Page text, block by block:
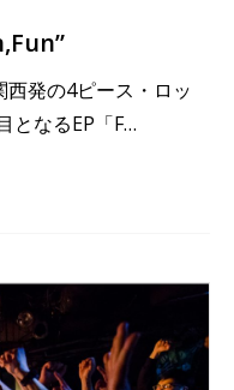
発の4ピース・ロッ
となるEP「F…